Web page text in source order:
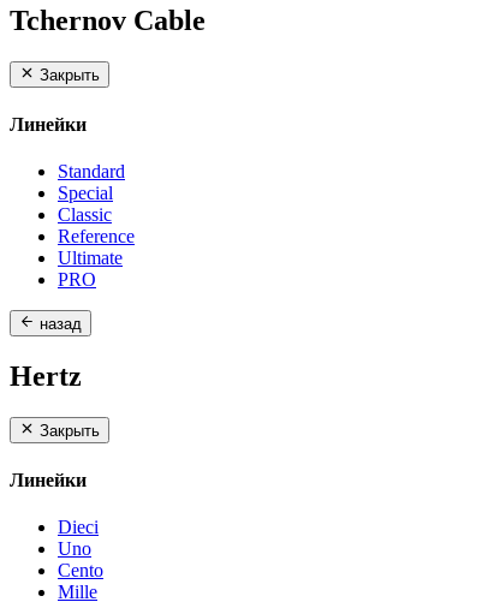
Tchernov Cable
Закрыть
Линейки
Standard
Special
Classic
Reference
Ultimate
PRO
назад
Hertz
Закрыть
Линейки
Dieci
Uno
Cento
Mille